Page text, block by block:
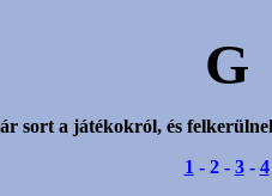
G
sort a játékokról, és
1 - 2 - 3 - 4